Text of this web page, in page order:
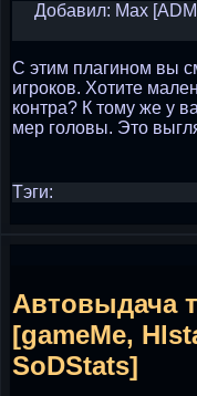
Добавил: Max
С этим плагином вы
игроков. Хотите
контра? К тому же у
мер головы. Это
Тэги:
Автовыдача
[gameMe,
SoDStats]